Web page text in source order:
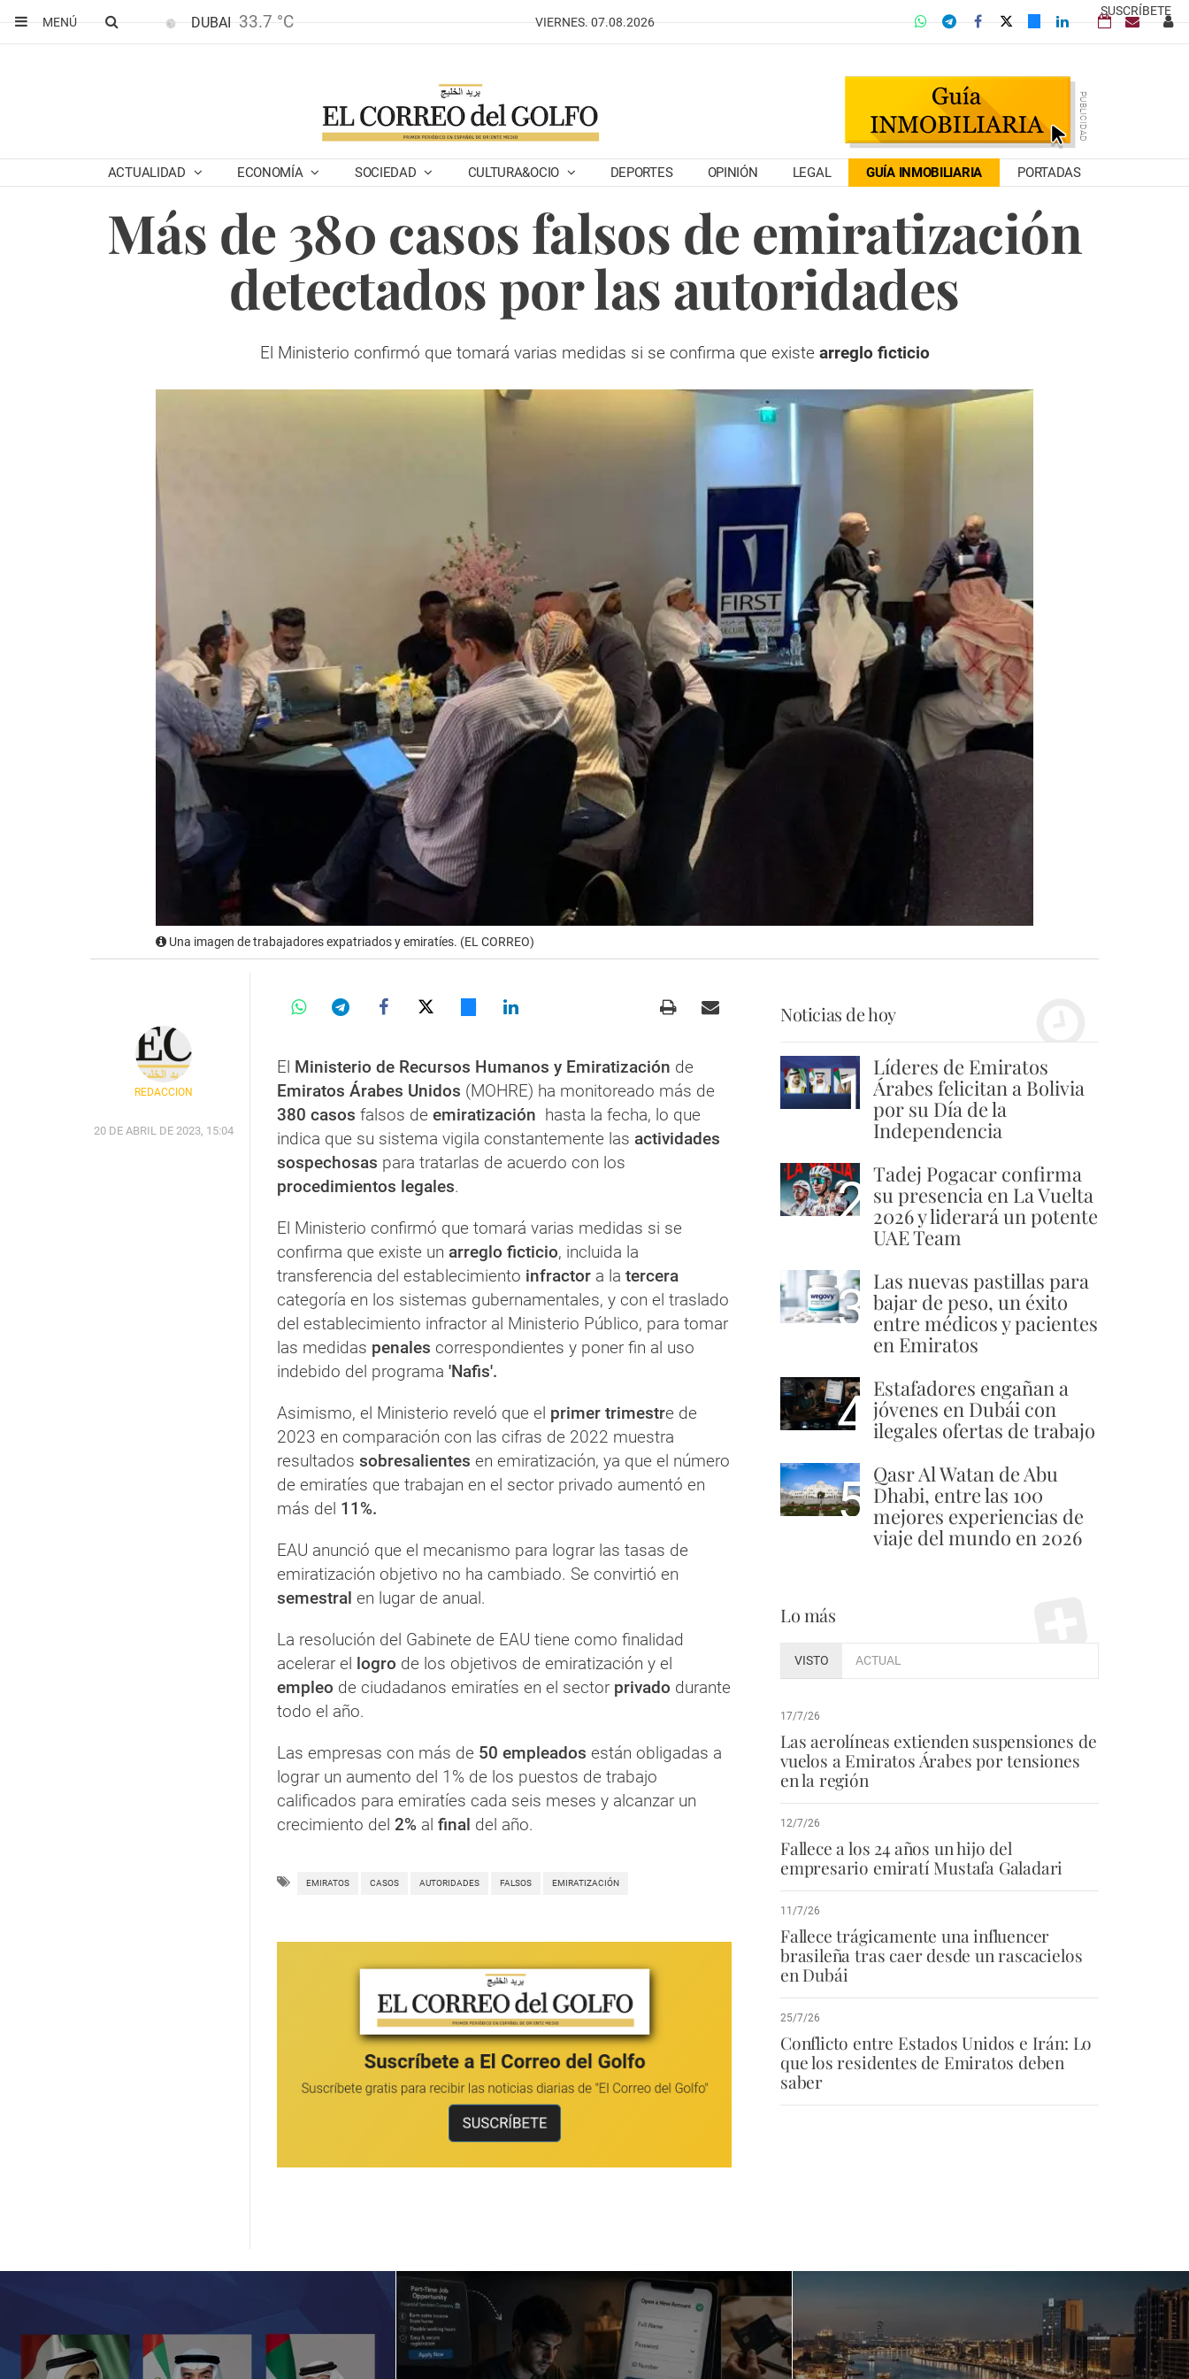
SUSCRÍBETE
MENÚ
DUBAI 33.7 °C VIERNES. 07.08.2026
ACTUALIDAD ECONOMÍA SOCIEDAD CULTURA&OCIO DEPORTES OPINIÓN LEGAL GUÍA INMOBILIARIA PORTADAS
Más de 380 casos falsos de emiratización
detectados por las autoridades
El Ministerio confirmó que tomará varias medidas si se confirma que existe arreglo ficticio
Una imagen de trabajadores expatriados y emiratíes. (EL CORREO)
REDACCIÓN
20 DE ABRIL DE 2023, 15:04
El Ministerio de Recursos Humanos y Emiratización de
Emiratos Árabes Unidos (MOHRE) ha monitoreado más de
380 casos falsos de emiratización hasta la fecha, lo que
indica que su sistema vigila constantemente las actividades
sospechosas para tratarlas de acuerdo con los
procedimientos legales.
El Ministerio confirmó que tomará varias medidas si se
confirma que existe un arreglo ficticio, incluida la
transferencia del establecimiento infractor a la tercera
categoría en los sistemas gubernamentales, y con el traslado
del establecimiento infractor al Ministerio Público, para tomar
las medidas penales correspondientes y poner fin al uso
indebido del programa 'Nafis'.
Asimismo, el Ministerio reveló que el primer trimestre de
2023 en comparación con las cifras de 2022 muestra
resultados sobresalientes en emiratización, ya que el número
de emiratíes que trabajan en el sector privado aumentó en
más del 11%.
EAU anunció que el mecanismo para lograr las tasas de
emiratización objetivo no ha cambiado. Se convirtió en
semestral en lugar de anual.
La resolución del Gabinete de EAU tiene como finalidad
acelerar el logro de los objetivos de emiratización y el
empleo de ciudadanos emiratíes en el sector privado durante
todo el año.
Las empresas con más de 50 empleados están obligadas a
lograr un aumento del 1% de los puestos de trabajo
calificados para emiratíes cada seis meses y alcanzar un
crecimiento del 2% al final del año.
EMIRATOS CASOS AUTORIDADES FALSOS EMIRATIZACIÓN
Noticias de hoy
1 Líderes de Emiratos
Árabes felicitan a Bolivia
por su Día de la
Independencia
2 Tadej Pogacar confirma
su presencia en La Vuelta
2026 y liderará un potente
UAE Team
3 Las nuevas pastillas para
bajar de peso, un éxito
entre médicos y pacientes
en Emiratos
4 Estafadores engañan a
jóvenes en Dubái con
ilegales ofertas de trabajo
5 Qasr Al Watan de Abu
Dhabi, entre las 100
mejores experiencias de
viaje del mundo en 2026
Lo más
VISTO ACTUAL
17/7/26
Las aerolíneas extienden suspensiones de
vuelos a Emiratos Árabes por tensiones
en la región
12/7/26
Fallece a los 24 años un hijo del
empresario emiratí Mustafa Galadari
11/7/26
Fallece trágicamente una influencer
brasileña tras caer desde un rascacielos
en Dubái
25/7/26
Conflicto entre Estados Unidos e Irán: Lo
que los residentes de Emiratos deben
saber